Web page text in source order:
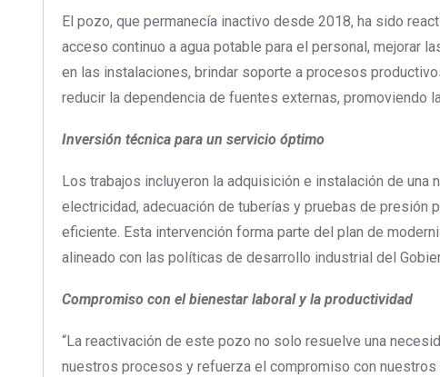
El pozo, que permanecía inactivo desde 2018, ha sido
acceso continuo a agua potable para el personal, mejorar
en las instalaciones, brindar soporte a procesos
reducir la dependencia de fuentes externas, promoviendo
Inversión técnica para un servicio óptimo
Los trabajos incluyeron la adquisición e instalación de una
electricidad, adecuación de tuberías y pruebas de presión
eficiente. Esta intervención forma parte del plan de
alineado con las políticas de desarrollo industrial del
Compromiso con el bienestar laboral y la productividad
“La reactivación de este pozo no solo resuelve una
nuestros procesos y refuerza el compromiso con nuestros